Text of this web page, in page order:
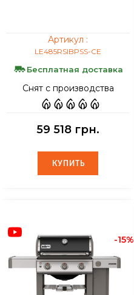
Артикул :
LE485RSIBPSS-CE
Бесплатная доставка
Снят с производства
59 518 грн.
КУПИТЬ
КУПИТЬ
-15%